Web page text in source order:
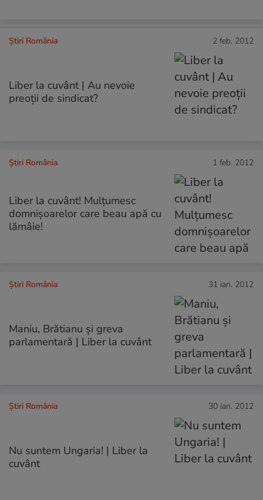
Știri România 2 feb. 2012
Liber la cuvânt | Au nevoie
preoţii de sindicat?
Știri România 1 feb. 2012
Liber la cuvânt! Mulţumesc
domnişoarelor care beau apă cu
lămâie!
Știri România 31 ian. 2012
Maniu, Brătianu şi greva
parlamentară | Liber la cuvânt
Știri România 30 ian. 2012
Nu suntem Ungaria! | Liber la
cuvânt